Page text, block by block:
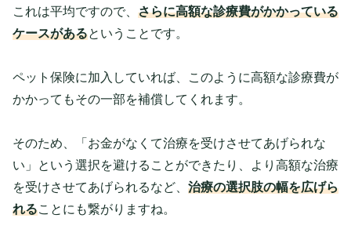
これは平均ですので、 さらに高額な診療費がかかっている
ケースがあるということです。
ペット保険に加入していれば、このように高額な診療費が
かかってもその一部を補償してくれます。
そのため、「お金がなくて治療を受けさせてあげられな
い」という選択を避けることができたり、より高額な治療
を受けさせてあげられるなど、 治療の選択肢の幅を広げら
れることにも繋がりますね。